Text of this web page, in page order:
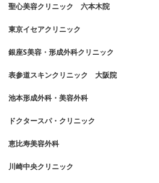
聖心美容クリニック 六本木院
東京イセアクリニック
銀座S美容・形成外科クリニック
表参道スキンクリニック 大阪院
池本形成外科・美容外科
ドクタースパ・クリニック
恵比寿美容外科
川崎中央クリニック